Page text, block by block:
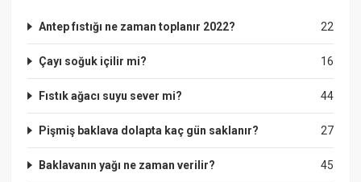
22
Antep fıstığı ne zaman toplanır 2022?
16
Çayı soğuk içilir mi?
44
Fıstık ağacı suyu sever mi?
27
Pişmiş baklava dolapta kaç gün saklanır?
45
Baklavanın yağı ne zaman verilir?